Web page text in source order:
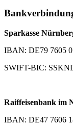
Sparkasse
IBAN: DE79 7605
SWIFT-BIC:
Raiffeisenbank im
IBAN: DE47 7606